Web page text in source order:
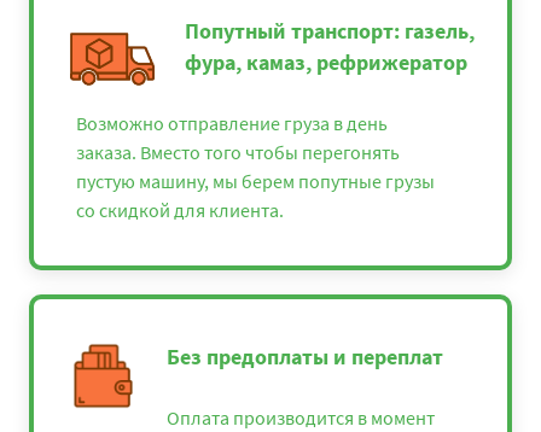
Попутный транспорт: газель,
фура, камаз, рефрижератор
Возможно отправление груза в день
заказа. Вместо того чтобы перегонять
пустую машину, мы берем попутные грузы
со скидкой для клиента.
Без предоплаты и переплат
Оплата производится в момент